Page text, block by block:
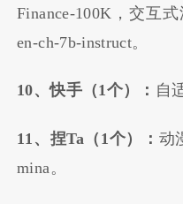
Finance-100K，交互
en-ch-7b-instruct。
10、快手（1个）： 自
11、捏Ta（1个）： 动
mina。